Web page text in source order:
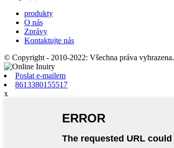
produkty
O nás
Zprávy
Kontaktujte nás
© Copyright - 2010-2022: Všechna práva vyhrazena.
Poslat e-mailem
8613380155517
x